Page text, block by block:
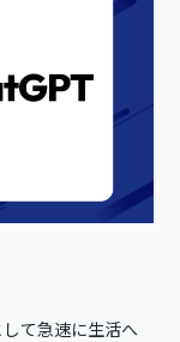
て急速に生活へ